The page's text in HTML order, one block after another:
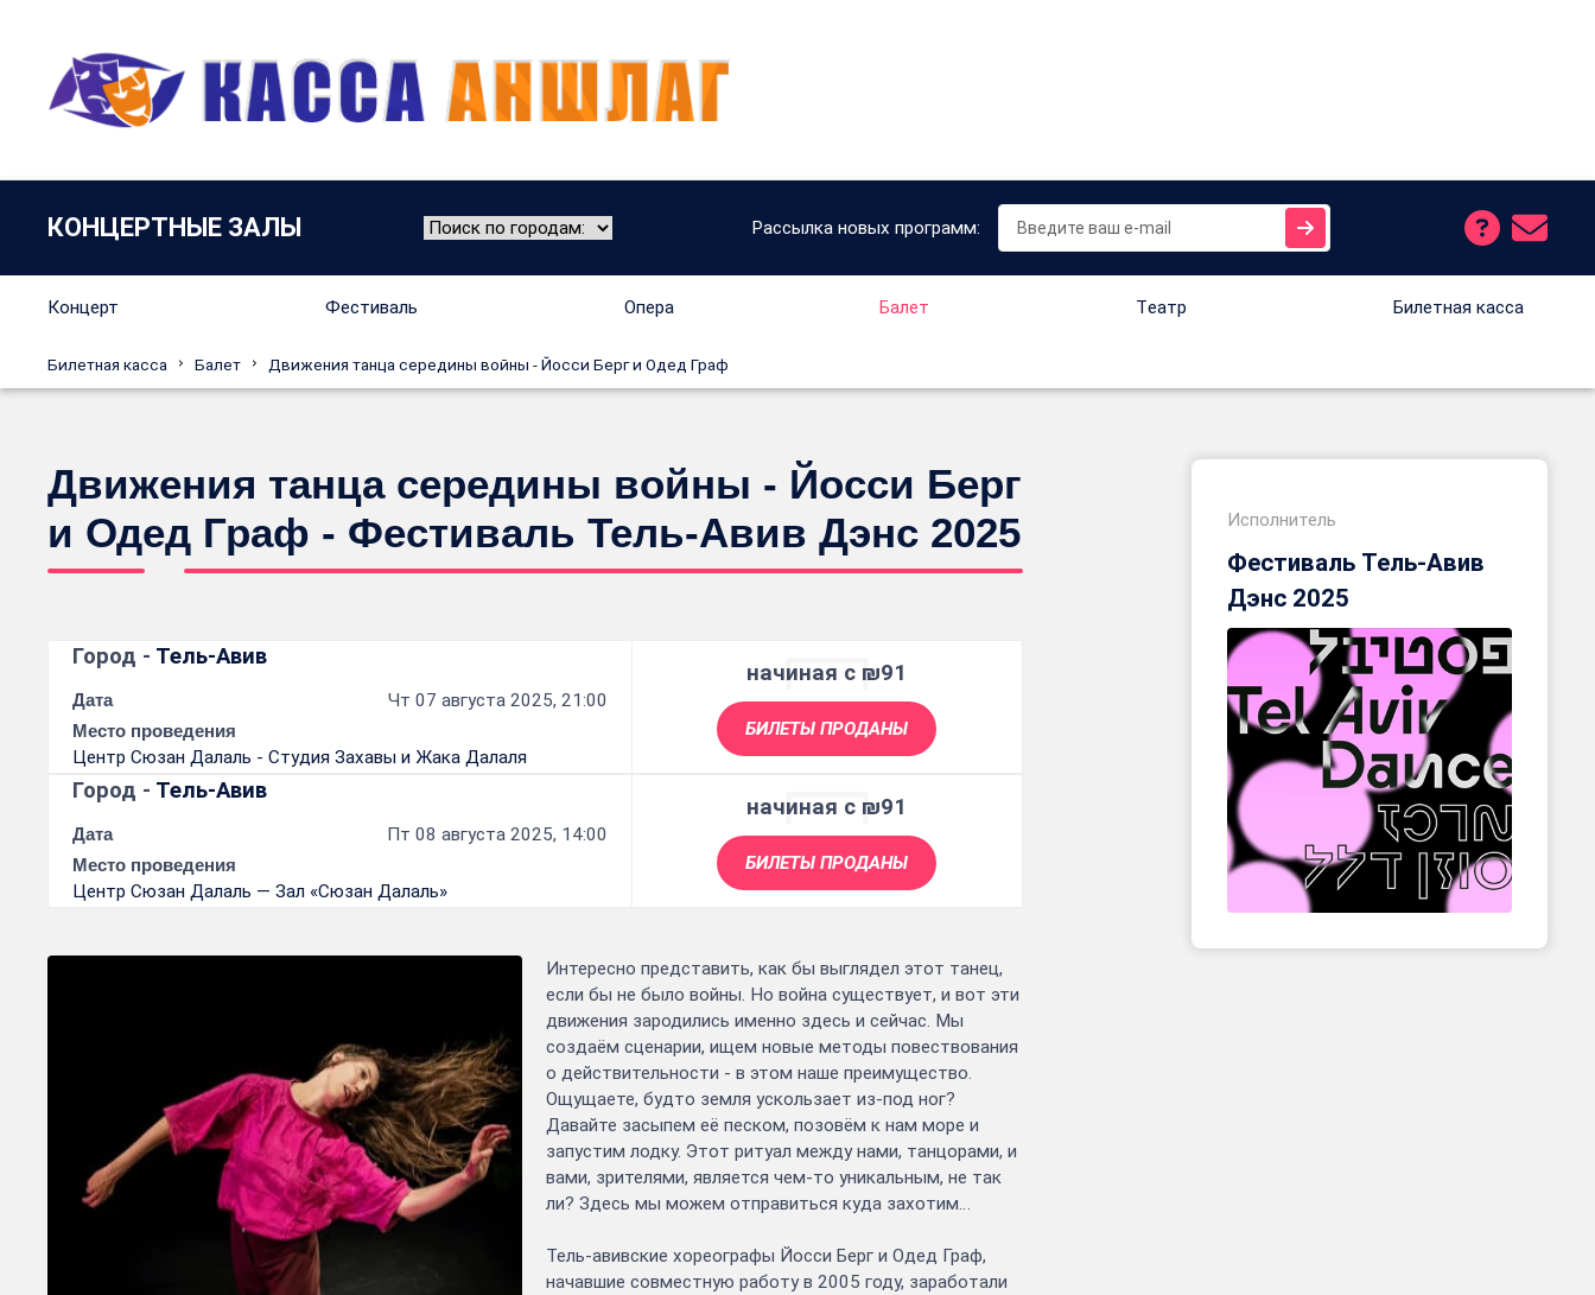
КОНЦЕРТНЫЕ ЗАЛЫ Рассылка новых программ:
Концерт Фестиваль Опера Балет Tеатр Билетная касса
Билетная касса Балет Движения танца середины войны - Йосси Берг и Одед Граф
Движения танца середины войны - Йосси Берг
и Одед Граф - Фестиваль Тель-Авив Дэнс 2025
Город - Тель-Авив
Дата Чт 07 августа 2025, 21:00
Место проведения
Центр Сюзан Далаль - Студия Захавы и Жака Далаля
начиная с ₪91
БИЛЕТЫ ПРОДАНЫ
Город - Тель-Авив
Дата Пт 08 августа 2025, 14:00
Место проведения
Центр Сюзан Далаль — Зал «Сюзан Далаль»
начиная с ₪91
БИЛЕТЫ ПРОДАНЫ
Интересно представить, как бы выглядел этот танец,
если бы не было войны. Но война существует, и вот эти
движения зародились именно здесь и сейчас. Мы
создаём сценарии, ищем новые методы повествования
о действительности - в этом наше преимущество.
Ощущаете, будто земля ускользает из-под ног?
Давайте засыпем её песком, позовём к нам море и
запустим лодку. Этот ритуал между нами, танцорами, и
вами, зрителями, является чем-то уникальным, не так
ли? Здесь мы можем отправиться куда захотим…
Тель-авивские хореографы Йосси Берг и Одед Граф,
начавшие совместную работу в 2005 году, заработали
Исполнитель
Фестиваль Тель-Авив
Дэнс 2025